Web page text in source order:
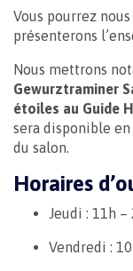
Vous pourrez
présenterons
Nous mettrons
Gewurztraminer
étoiles au Guide
sera disponible
du salon.
Horaires
Jeudi : 11h –
Vendredi :